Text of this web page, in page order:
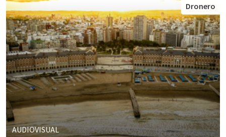
AUDIOVISUAL
Dronero